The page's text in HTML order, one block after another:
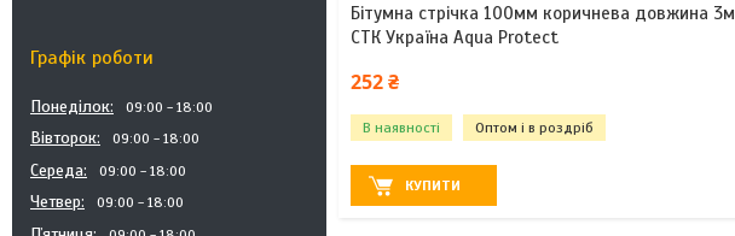
Графік роботи
Понеділок 09:00 18:00
Вівторок 09:00 18:00
Середа 09:00 18:00
Четвер 09:00 18:00
Бітумна стрічка 100мм коричнева довжина 3м
СТК Україна Aqua Protect
252 ₴
В наявності Оптом і в роздріб
КУПИТИ